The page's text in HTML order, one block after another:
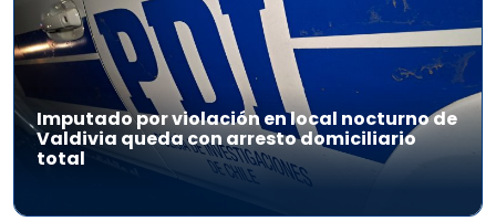
Imputado por violación en local nocturno de
Valdivia queda con arresto domiciliario
total